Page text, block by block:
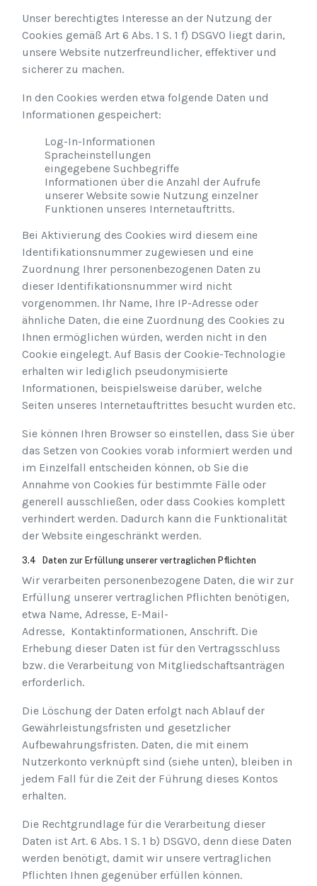
Unser berechtigtes Interesse an der Nutzung der
Cookies gemäß Art 6 Abs. 1 S. 1 f) DSGVO liegt darin,
unsere Website nutzerfreundlicher, effektiver und
sicherer zu machen.
In den Cookies werden etwa folgende Daten und
Informationen gespeichert:
Log-In-Informationen
Spracheinstellungen
eingegebene Suchbegriffe
Informationen über die Anzahl der Aufrufe
unserer Website sowie Nutzung einzelner
Funktionen unseres Internetauftritts.
Bei Aktivierung des Cookies wird diesem eine
Identifikationsnummer zugewiesen und eine
Zuordnung Ihrer personenbezogenen Daten zu
dieser Identifikationsnummer wird nicht
vorgenommen. Ihr Name, Ihre IP-Adresse oder
ähnliche Daten, die eine Zuordnung des Cookies zu
Ihnen ermöglichen würden, werden nicht in den
Cookie eingelegt. Auf Basis der Cookie-Technologie
erhalten wir lediglich pseudonymisierte
Informationen, beispielsweise darüber, welche
Seiten unseres Internetauftrittes besucht wurden etc.
Sie können Ihren Browser so einstellen, dass Sie über
das Setzen von Cookies vorab informiert werden und
im Einzelfall entscheiden können, ob Sie die
Annahme von Cookies für bestimmte Fälle oder
generell ausschließen, oder dass Cookies komplett
verhindert werden. Dadurch kann die Funktionalität
der Website eingeschränkt werden.
3.4 Daten zur Erfüllung unserer vertraglichen Pflichten
Wir verarbeiten personenbezogene Daten, die wir zur
Erfüllung unserer vertraglichen Pflichten benötigen,
etwa Name, Adresse, E-Mail-
Adresse, Kontaktinformationen, Anschrift. Die
Erhebung dieser Daten ist für den Vertragsschluss
bzw. die Verarbeitung von Mitgliedschaftsanträgen
erforderlich.
Die Löschung der Daten erfolgt nach Ablauf der
Gewährleistungsfristen und gesetzlicher
Aufbewahrungsfristen. Daten, die mit einem
Nutzerkonto verknüpft sind (siehe unten), bleiben in
jedem Fall für die Zeit der Führung dieses Kontos
erhalten.
Die Rechtgrundlage für die Verarbeitung dieser
Daten ist Art. 6 Abs. 1 S. 1 b) DSGVO, denn diese Daten
werden benötigt, damit wir unsere vertraglichen
Pflichten Ihnen gegenüber erfüllen können.